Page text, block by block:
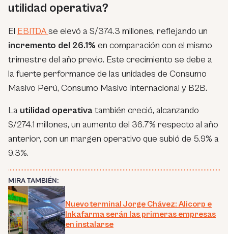
utilidad operativa?
El EBITDAse elevó a S/374.3 millones, reflejando un
incremento del 26.1% en comparación con el mismo
trimestre del año previo. Este crecimiento se debe a
la fuerte performance de las unidades de Consumo
Masivo Perú, Consumo Masivo Internacional y B2B.
La utilidad operativa también creció, alcanzando
S/274.1 millones, un aumento del 36.7% respecto al año
anterior, con un margen operativo que subió de 5.9% a
9.3%.
MIRA TAMBIÉN:
Nuevo terminal Jorge Chávez: Alicorp e
Inkafarma serán las primeras empresas
en instalarse